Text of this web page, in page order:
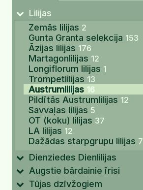
Lilijas
Zemās lilijas 2
Gunta Granta selekcija 153
Āzijas lilijas 176
Martagonlilijas 12
Longiflorum lilijas 1
Trompetlilijas 13
Austrumlilijas 16
Pildītās Austrumlilijas 12
Savvaļas lilijas 5
OT (koku) lilijas 37
LA lilijas 12
Dažādas starpgrupu lilijas 7
Dienziedes Dienlilijas
Augstie bārdainie īrisi
Tūjas dzīvžogiem